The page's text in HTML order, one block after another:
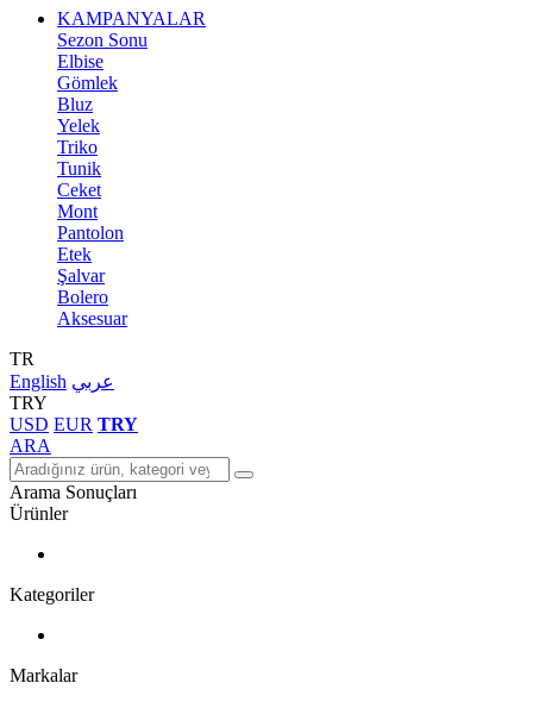
KAMPANYALAR
Sezon Sonu
Elbise
Gömlek
Bluz
Yelek
Triko
Tunik
Ceket
Mont
Pantolon
Etek
Şalvar
Bolero
Aksesuar
TR
English عربي
TRY
USD EUR TRY
ARA
Arama Sonuçları
Ürünler
Kategoriler
Markalar